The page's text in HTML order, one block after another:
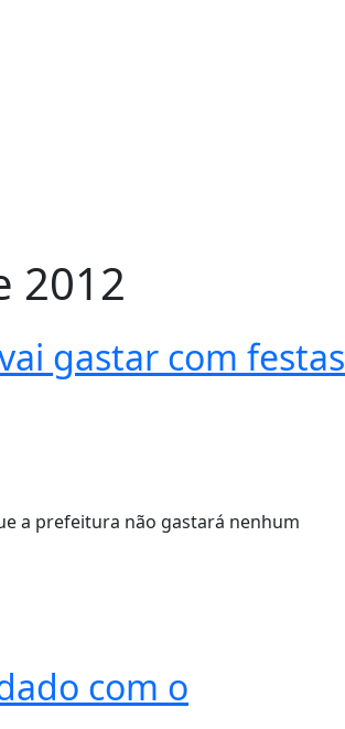
2012
gastar com festas
a prefeitura não gastará nenhum
com o